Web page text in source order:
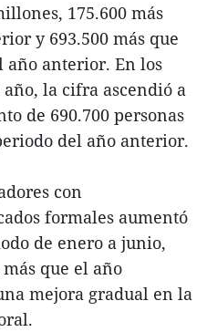
175.600 más
y 693.500 más que
año anterior. En los
la cifra ascendió a
de 690.700 personas
del año anterior.
con
formales aumentó
de enero a junio,
que el año
mejora gradual en la